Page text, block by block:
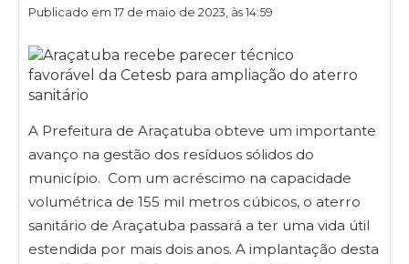
Publicado em 17 de maio de 2023, às 14:59
A Prefeitura de Araçatuba obteve um importante
avanço na gestão dos resíduos sólidos do
município. Com um acréscimo na capacidade
volumétrica de 155 mil metros cúbicos, o aterro
sanitário de Araçatuba passará a ter uma vida útil
estendida por mais dois anos. A implantação desta